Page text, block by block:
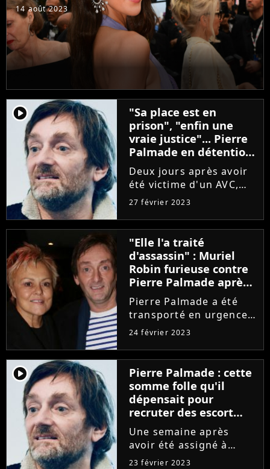
14 août 2023
player2
"Sa place est en
prison", "enfin une
vraie justice"... Pierre
Palmade en détention
provisoire, Twitter
soulagé
Deux jours après avoir
été victime d'un AVC,
Pierre Palmade a été
lundi 27 février 2023
peu avant midi. La Cour
d'appel de Paris a
décidé de placer en
détention...
27 février 2023
"Elle l'a traité
d'assassin" : Muriel
Robin furieuse contre
Pierre Palmade après
son accident, leur
échange houleux à
l'hôpital dévoilé
Pierre Palmade a été
transporté en urgence
absolue à l'hôpital du
un terrible accident de
voiture qu'il a provoqué
le vendredi 10 février
2023. Muriel Robin...
24 février 2023
player2
Pierre Palmade : cette
somme folle qu'il
dépensait pour
recruter des escort
boys
Une semaine après
avoir été assigné à
résidence au sein du
23 février 2023